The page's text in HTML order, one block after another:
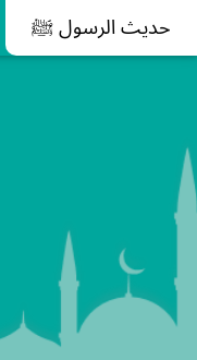
حديث الرسول ﷺ